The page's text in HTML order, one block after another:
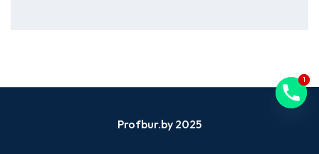
Profbur.by 2025
11